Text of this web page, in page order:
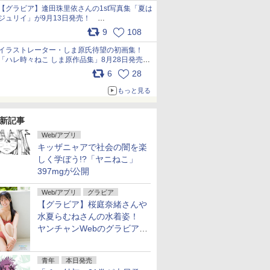
犬たちへ… pic.x.com/hEr88DgVyD
グラビア】逢田珠里依さんの1st写真集「夏は
ュリイ」が9月13日発売！
9 108
ラストレーター・しま原氏待望の初画集！
ハレ時々ねこ しま原作品集」8月28日発売
6 28
もっと見る
記事
Web/アプリ
キッザニャアで社会の闇を楽
しく学ぼう!?「ヤニねこ」
397mgが公開
Web/アプリ グラビア
【グラビア】桜庭奈緒さんや
水夏らむねさんの水着姿！
ヤンチャンWebのグラビア公
青年 本日発売